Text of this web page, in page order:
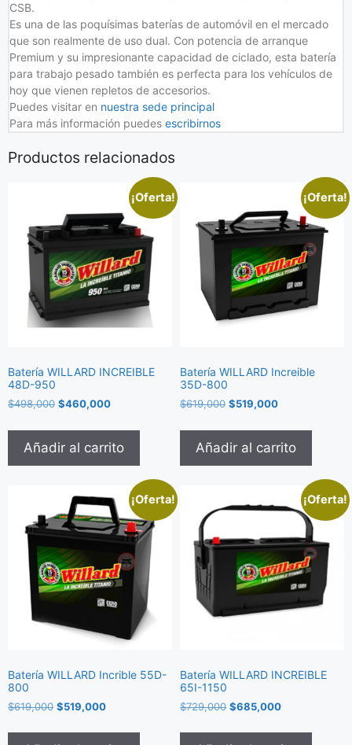
CSB.
Es una de las poquísimas baterías de automóvil en el mercado
que son realmente de uso dual. Con potencia de arranque
Premium y su impresionante capacidad de ciclado, esta batería
para trabajo pesado también es perfecta para los vehículos de
hoy que vienen repletos de accesorios.
Puedes visitar en nuestra sede principal
Para más información puedes escribirnos
Productos relacionados
¡Oferta!
Batería WILLARD INCREIBLE
48D-950
$498,000 $460,000
Añadir al carrito
¡Oferta!
Batería WILLARD Increible
35D-800
$619,000 $519,000
Añadir al carrito
¡Oferta!
Batería WILLARD Incrible 55D-
800
$619,000 $519,000
¡Oferta!
Batería WILLARD INCREIBLE
65I-1150
$729,000 $685,000